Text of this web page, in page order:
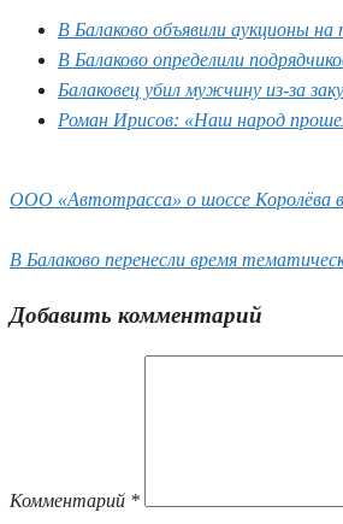
В Балаково объявили аукционы
В Балаково определили
Балаковец убил мужчину из-за
Роман Ирисов: «Наш народ
ООО «Автотрасса» о шоссе Королёва в
В Балаково перенесли время
Добавить комментарий
Комментарий *